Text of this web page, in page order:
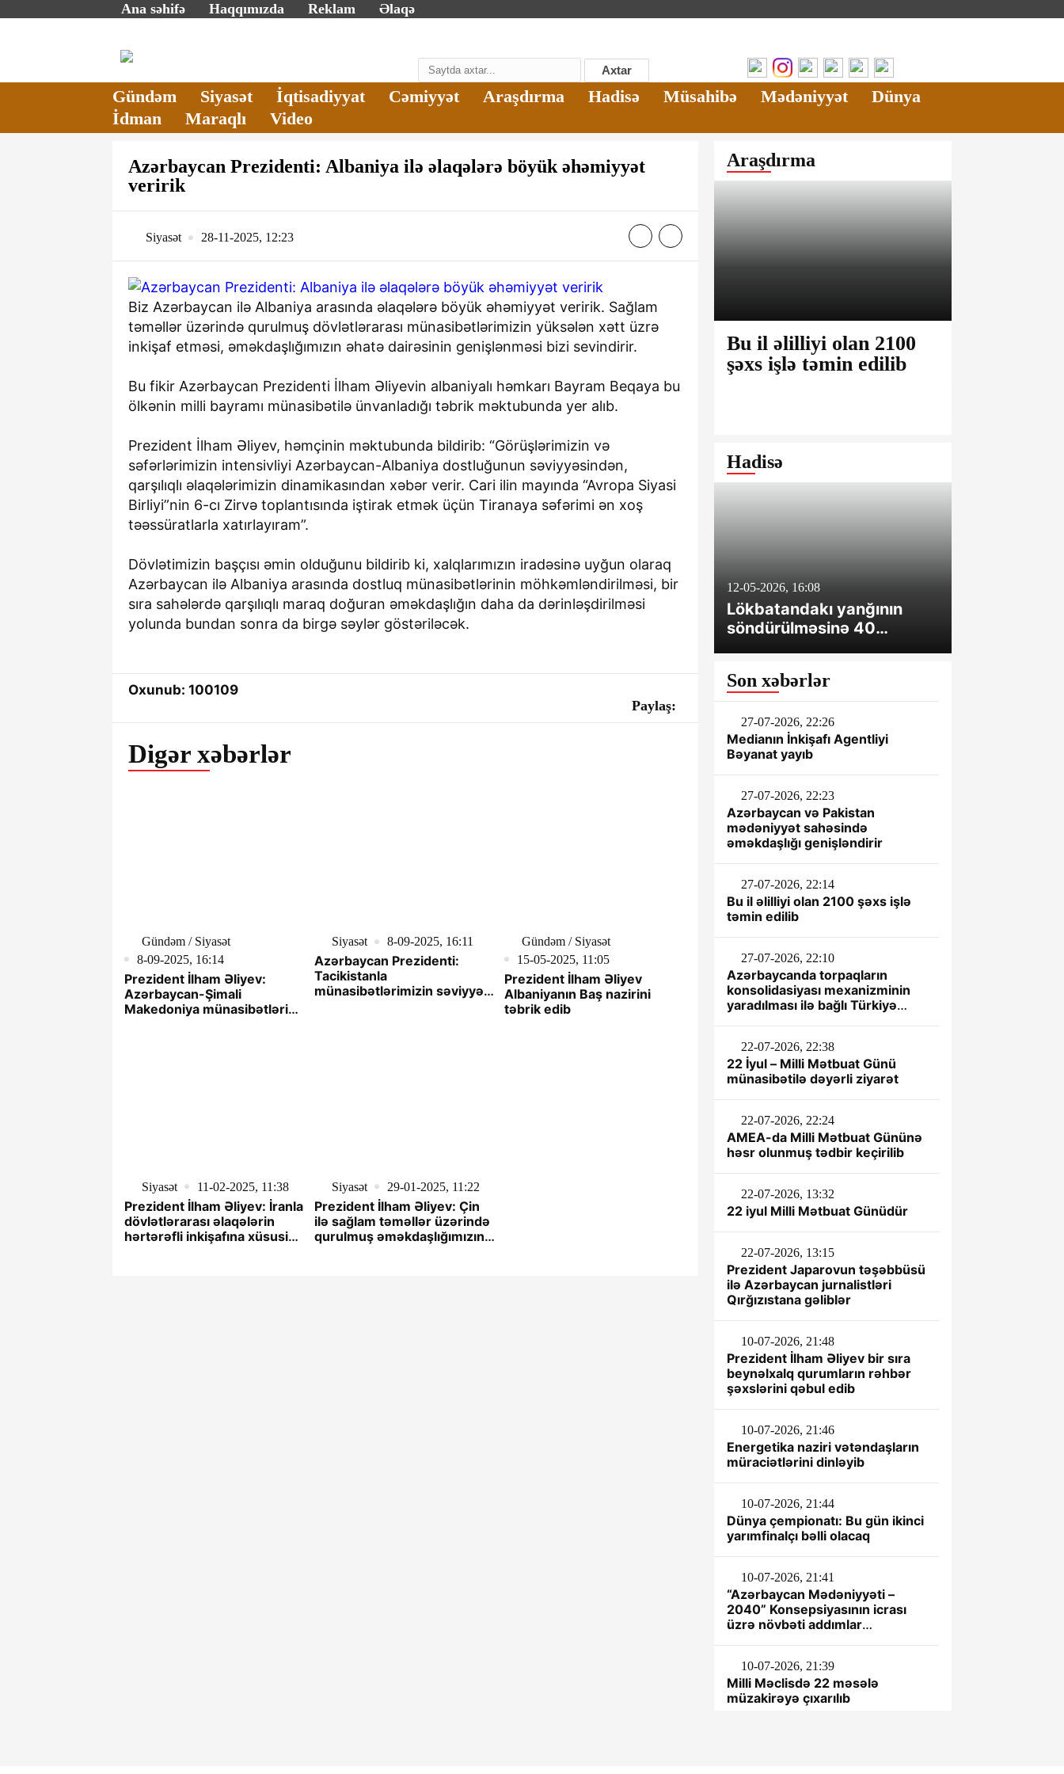
Ana səhifə Haqqımızda Reklam Əlaqə
Axtar
Gündəm Siyasət İqtisadiyyat Cəmiyyət Araşdırma Hadisə Müsahibə Mədəniyyət
Dünya
İdman
Maraqlı Video
Azərbaycan Prezidenti: Albaniya ilə əlaqələrə böyük əhəmiyyət
veririk
Siyasət 28-11-2025, 12:23
Biz Azərbaycan ilə Albaniya arasında əlaqələrə böyük əhəmiyyət veririk. Sağlam
təməllər üzərində qurulmuş dövlətlərarası münasibətlərimizin yüksələn xətt üzrə
inkişaf etməsi, əməkdaşlığımızın əhatə dairəsinin genişlənməsi bizi sevindirir.
Bu fikir Azərbaycan Prezidenti İlham Əliyevin albaniyalı həmkarı Bayram Beqaya bu
ölkənin milli bayramı münasibətilə ünvanladığı təbrik məktubunda yer alıb.
Prezident İlham Əliyev, həmçinin məktubunda bildirib: “Görüşlərimizin və
səfərlərimizin intensivliyi Azərbaycan-Albaniya dostluğunun səviyyəsindən,
qarşılıqlı əlaqələrimizin dinamikasından xəbər verir. Cari ilin mayında “Avropa Siyasi
Birliyi”nin 6-cı Zirvə toplantısında iştirak etmək üçün Tiranaya səfərimi ən xoş
təəssüratlarla xatırlayıram”.
Dövlətimizin başçısı əmin olduğunu bildirib ki, xalqlarımızın iradəsinə uyğun olaraq
Azərbaycan ilə Albaniya arasında dostluq münasibətlərinin möhkəmləndirilməsi, bir
sıra sahələrdə qarşılıqlı maraq doğuran əməkdaşlığın daha da dərinləşdirilməsi
yolunda bundan sonra da birgə səylər göstəriləcək.
Oxunub: 100109
Paylaş:
Digər xəbərlər
Gündəm / Siyasət
8-09-2025, 16:14
Prezident İlham Əliyev:
Azərbaycan-Şimali
Makedoniya münasibətləri
Siyasət 8-09-2025, 16:11
Azərbaycan Prezidenti:
Tacikistanla
münasibətlərimizin səviyyəsi
Gündəm / Siyasət
15-05-2025, 11:05
Prezident İlham Əliyev
Albaniyanın Baş nazirini
təbrik edib
Siyasət 11-02-2025, 11:38
Prezident İlham Əliyev: İranla
dövlətlərarası əlaqələrin
hərtərəfli inkişafına xüsusi
Siyasət 29-01-2025, 11:22
Prezident İlham Əliyev: Çin
ilə sağlam təməllər üzərində
qurulmuş əməkdaşlığımızın
Araşdırma
Bu il əlilliyi olan 2100
şəxs işlə təmin edilib
Hadisə
12-05-2026, 16:08
Lökbatandakı yanğının
söndürülməsinə 40
Son xəbərlər
27-07-2026, 22:26
Medianın İnkişafı Agentliyi
Bəyanat yayıb
27-07-2026, 22:23
Azərbaycan və Pakistan
mədəniyyət sahəsində
əməkdaşlığı genişləndirir
27-07-2026, 22:14
Bu il əlilliyi olan 2100 şəxs işlə
təmin edilib
27-07-2026, 22:10
Azərbaycanda torpaqların
konsolidasiyası mexanizminin
yaradılması ilə bağlı Türkiyə
22-07-2026, 22:38
22 İyul – Milli Mətbuat Günü
münasibətilə dəyərli ziyarət
22-07-2026, 22:24
AMEA-da Milli Mətbuat Gününə
həsr olunmuş tədbir keçirilib
22-07-2026, 13:32
22 iyul Milli Mətbuat Günüdür
22-07-2026, 13:15
Prezident Japarovun təşəbbüsü
ilə Azərbaycan jurnalistləri
Qırğızıstana gəliblər
10-07-2026, 21:48
Prezident İlham Əliyev bir sıra
beynəlxalq qurumların rəhbər
şəxslərini qəbul edib
10-07-2026, 21:46
Energetika naziri vətəndaşların
müraciətlərini dinləyib
10-07-2026, 21:44
Dünya çempionatı: Bu gün ikinci
yarımfinalçı bəlli olacaq
10-07-2026, 21:41
“Azərbaycan Mədəniyyəti –
2040” Konsepsiyasının icrası
üzrə növbəti addımlar
10-07-2026, 21:39
Milli Məclisdə 22 məsələ
müzakirəyə çıxarılıb